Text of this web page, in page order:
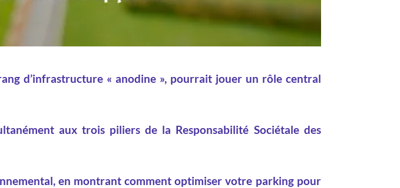
d’infrastructure « anodine », pourrait jouer un rôle central
aux trois piliers de la Responsabilité Sociétale des
en montrant comment optimiser votre parking pour